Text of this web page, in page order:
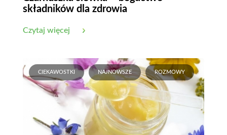
składników dla zdrowia
Czytaj więcej
CIEKAWOSTKI NAJNOWSZE ROZMOWY